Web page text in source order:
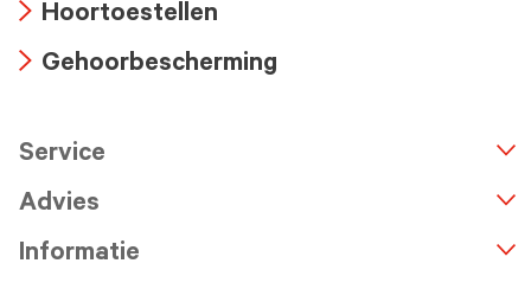
icon
icon
Hoortoestellen
Gehoorbescherming
Service
Advies
Informatie